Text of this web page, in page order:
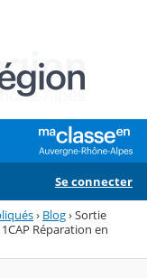
Se connecter
› Blog›Sortie
Réparation en